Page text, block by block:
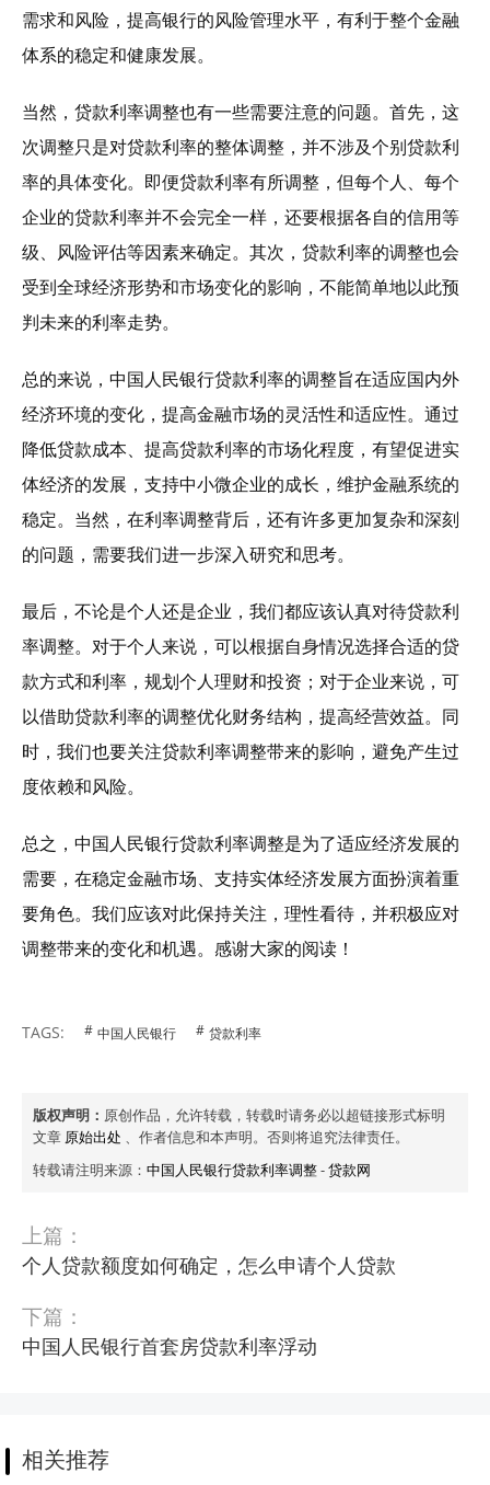
需求和风险，提高银行的风险管理水平，有利于整个金融
体系的稳定和健康发展。
当然，贷款利率调整也有一些需要注意的问题。首先，这
次调整只是对贷款利率的整体调整，并不涉及个别贷款利
率的具体变化。即便贷款利率有所调整，但每个人、每个
企业的贷款利率并不会完全一样，还要根据各自的信用等
级、风险评估等因素来确定。其次，贷款利率的调整也会
受到全球经济形势和市场变化的影响，不能简单地以此预
判未来的利率走势。
总的来说，中国人民银行贷款利率的调整旨在适应国内外
经济环境的变化，提高金融市场的灵活性和适应性。通过
降低贷款成本、提高贷款利率的市场化程度，有望促进实
体经济的发展，支持中小微企业的成长，维护金融系统的
稳定。当然，在利率调整背后，还有许多更加复杂和深刻
的问题，需要我们进一步深入研究和思考。
最后，不论是个人还是企业，我们都应该认真对待贷款利
率调整。对于个人来说，可以根据自身情况选择合适的贷
款方式和利率，规划个人理财和投资；对于企业来说，可
以借助贷款利率的调整优化财务结构，提高经营效益。同
时，我们也要关注贷款利率调整带来的影响，避免产生过
度依赖和风险。
总之，中国人民银行贷款利率调整是为了适应经济发展的
需要，在稳定金融市场、支持实体经济发展方面扮演着重
要角色。我们应该对此保持关注，理性看待，并积极应对
调整带来的变化和机遇。感谢大家的阅读！
TAGS: 中国人民银行 贷款利率
版权声明： 原创作品，允许转载，转载时请务必以超链接形式标明
文章 原始出处 、作者信息和本声明。否则将追究法律责任。
转载请注明来源： 中国人民银行贷款利率调整-贷款网
上篇：
个人贷款额度如何确定，怎么申请个人贷款
下篇：
中国人民银行首套房贷款利率浮动
相关推荐